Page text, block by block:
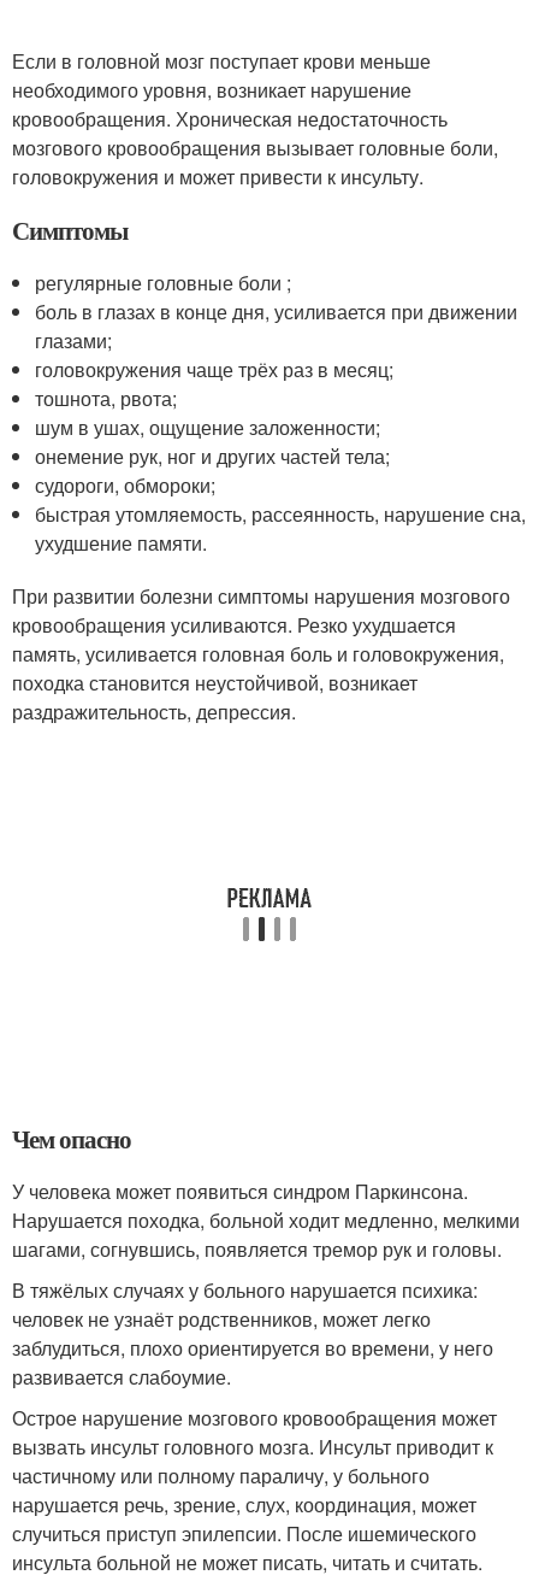
Если в головной мозг поступает крови меньше
необходимого уровня, возникает нарушение
кровообращения. Хроническая недостаточность
мозгового кровообращения вызывает головные боли,
головокружения и может привести к инсульту.
Симптомы
регулярные головные боли ;
боль в глазах в конце дня, усиливается при движении
глазами;
головокружения чаще трёх раз в месяц;
тошнота, рвота;
шум в ушах, ощущение заложенности;
онемение рук, ног и других частей тела;
судороги, обмороки;
быстрая утомляемость, рассеянность, нарушение сна,
ухудшение памяти.
При развитии болезни симптомы нарушения мозгового
кровообращения усиливаются. Резко ухудшается
память, усиливается головная боль и головокружения,
походка становится неустойчивой, возникает
раздражительность, депрессия.
Чем опасно
У человека может появиться синдром Паркинсона.
Нарушается походка, больной ходит медленно, мелкими
шагами, согнувшись, появляется тремор рук и головы.
В тяжёлых случаях у больного нарушается психика:
человек не узнаёт родственников, может легко
заблудиться, плохо ориентируется во времени, у него
развивается слабоумие.
Острое нарушение мозгового кровообращения может
вызвать инсульт головного мозга. Инсульт приводит к
частичному или полному параличу, у больного
нарушается речь, зрение, слух, координация, может
случиться приступ эпилепсии. После ишемического
инсульта больной не может писать, читать и считать.